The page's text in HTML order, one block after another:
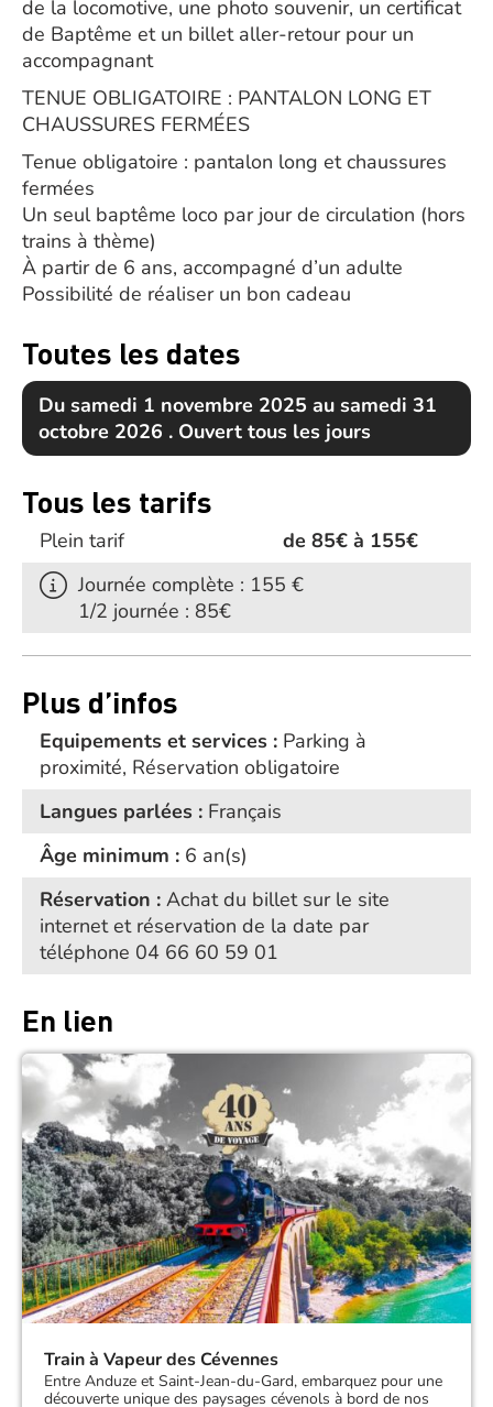
de la locomotive, une photo souvenir, un certificat
de Baptême et un billet aller-retour pour un
accompagnant
TENUE OBLIGATOIRE : PANTALON LONG ET
CHAUSSURES FERMÉES
Tenue obligatoire : pantalon long et chaussures
fermées
Un seul baptême loco par jour de circulation (hors
trains à thème)
À partir de 6 ans, accompagné d’un adulte
Possibilité de réaliser un bon cadeau
Toutes les dates
Du samedi 1 novembre 2025 au samedi 31
octobre 2026 . Ouvert tous les jours
Tous les tarifs
Plein tarif
de 85€ à 155€
Journée complète : 155 €
1/2 journée : 85€
Plus d’infos
Equipements et services : Parking à
proximité, Réservation obligatoire
Langues parlées : Français
Âge minimum : 6 an(s)
Réservation : Achat du billet sur le site
internet et réservation de la date par
téléphone 04 66 60 59 01
En lien
Train à Vapeur des Cévennes
Entre Anduze et Saint-Jean-du-Gard, embarquez pour une
découverte unique des paysages cévenols à bord de nos